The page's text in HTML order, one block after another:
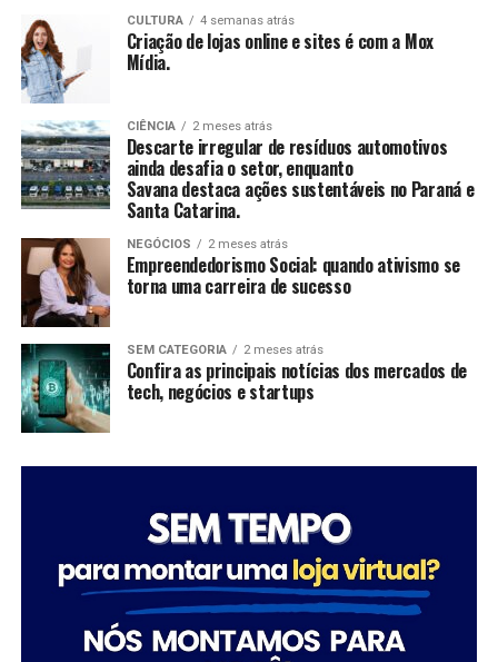
Entre os principais resultados da concessionária está a
redução de 16% na captação de água de poço na loja de
São José dos Pinhais (PR) após a implantação de um
sistema de reuso na oficina. A iniciativa utiliza uma
estação própria de tratamento de efluentes para tratar
a água utilizada nos processos operacionais e reutilizá-la
na lavagem de veículos, reduzindo o consumo de
recursos naturais.
“Quando falamos em sustentabilidade, precisamos falar
sobre ações práticas e resultados concretos. O reuso da
água mostra que é possível unir eficiência operacional,
preservação ambiental e responsabilidade com as
comunidades onde estamos inseridos. Nosso cuidado
também envolve os uniformes das oficinas, desde
2006, eles são enviados para uma lavanderia industrial
com tratamento específico para resíduos da atividade
mecânica”, destaca Anderson Acassio Martins,
CULTURA 4 semanas atrás
Criação de lojas online e sites é com a Mox
Mídia.
CIÊNCIA 2 meses atrás
Descarte irregular de resíduos automotivos
ainda desafia o setor, enquanto
Savana destaca ações sustentáveis no Paraná e
Santa Catarina.
NEGÓCIOS 2 meses atrás
Empreendedorismo Social: quando ativismo se
torna uma carreira de sucesso
SEM CATEGORIA 2 meses atrás
Confira as principais notícias dos mercados de
tech, negócios e startups